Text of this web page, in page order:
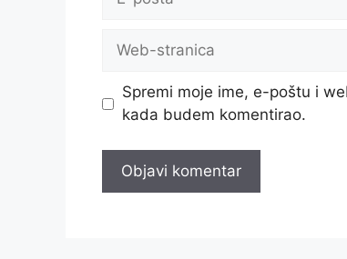
pošta
Web-
Spremi moje ime, e-poštu i
kada budem komentirao.